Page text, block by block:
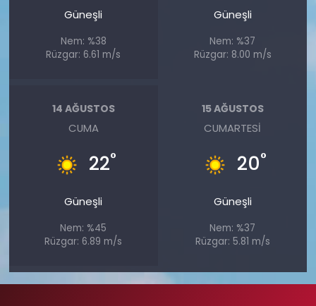
Güneşli
Nem: %38
Rüzgar: 6.61 m/s
Güneşli
Nem: %37
Rüzgar: 8.00 m/s
14 AĞUSTOS
CUMA
22°
Güneşli
Nem: %45
Rüzgar: 6.89 m/s
15 AĞUSTOS
CUMARTESI
20°
Güneşli
Nem: %37
Rüzgar: 5.81 m/s